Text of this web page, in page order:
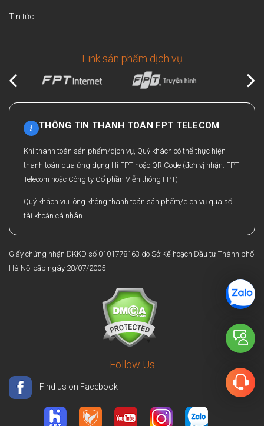
Tin tức
Follow Us
Find us on Facebook
Link sản phẩm dịch vụ
i THÔNG TIN THANH TOÁN FPT TELECOM
Khi thanh toán sản phẩm/dịch vụ, Quý khách có thể thực hiện
thanh toán qua ứng dụng Hi FPT hoặc QR Code (đơn vị nhận: FPT
Telecom hoặc Công ty Cổ phần Viễn thông FPT).
Quý khách vui lòng không thanh toán sản phẩm/dịch vụ qua số
tài khoản cá nhân.
Giấy chứng nhận ĐKKD số 0101778163 do Sở Kế hoạch Đầu tư Thành phố
Hà Nội cấp ngày 28/07/2005